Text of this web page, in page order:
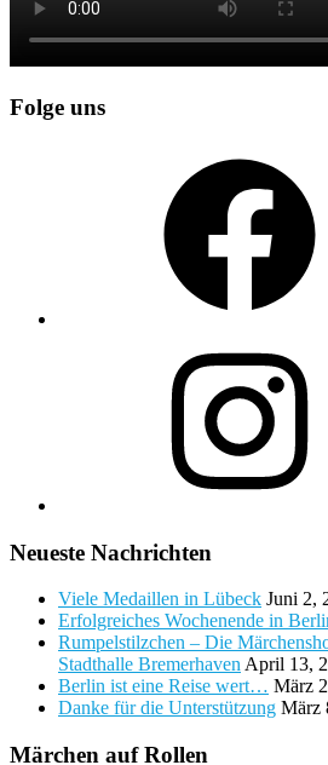
Folge uns
Neueste Nachrichten
Viele Medaillen in Lübeck Juni 2,
Erfolgreiches Wochenende in
Rumpelstilzchen – Die
Stadthalle Bremerhaven April 13,
Berlin ist eine Reise wert… März
Danke für die Unterstützung März
Märchen auf Rollen